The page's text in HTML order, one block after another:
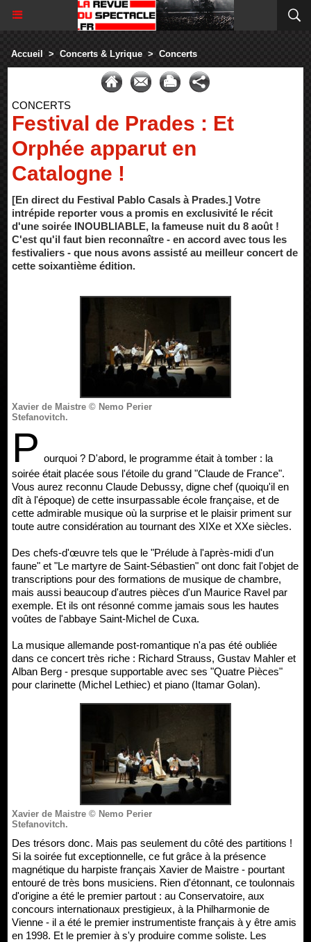
Accueil > Concerts & Lyrique > Concerts
CONCERTS
Festival de Prades : Et
Orphée apparut en
Catalogne !
[En direct du Festival Pablo Casals à Prades.] Votre
intrépide reporter vous a promis en exclusivité le récit
d'une soirée INOUBLIABLE, la fameuse nuit du 8 août !
C'est qu'il faut bien reconnaître - en accord avec tous les
festivaliers - que nous avons assisté au meilleur concert de
cette soixantième édition.
Xavier de Maistre © Nemo Perier
Stefanovitch.
P ourquoi ? D'abord, le programme était à tomber : la
soirée était placée sous l'étoile du grand "Claude de France".
Vous aurez reconnu Claude Debussy, digne chef (quoiqu'il en
dît à l'époque) de cette insurpassable école française, et de
cette admirable musique où la surprise et le plaisir priment sur
toute autre considération au tournant des XIXe et XXe siècles.
Des chefs-d'œuvre tels que le "Prélude à l'après-midi d'un
faune" et "Le martyre de Saint-Sébastien" ont donc fait l'objet de
transcriptions pour des formations de musique de chambre,
mais aussi beaucoup d'autres pièces d'un Maurice Ravel par
exemple. Et ils ont résonné comme jamais sous les hautes
voûtes de l'abbaye Saint-Michel de Cuxa.
La musique allemande post-romantique n'a pas été oubliée
dans ce concert très riche : Richard Strauss, Gustav Mahler et
Alban Berg - presque supportable avec ses "Quatre Pièces"
pour clarinette (Michel Lethiec) et piano (Itamar Golan).
Xavier de Maistre © Nemo Perier
Stefanovitch.
Des trésors donc. Mais pas seulement du côté des partitions !
Si la soirée fut exceptionnelle, ce fut grâce à la présence
magnétique du harpiste français Xavier de Maistre - pourtant
entouré de très bons musiciens. Rien d'étonnant, ce toulonnais
d'origine a été le premier partout : au Conservatoire, aux
concours internationaux prestigieux, à la Philharmonie de
Vienne - il a été le premier instrumentiste français à y être amis
en 1998. Et le premier à s'y produire comme soliste. Les